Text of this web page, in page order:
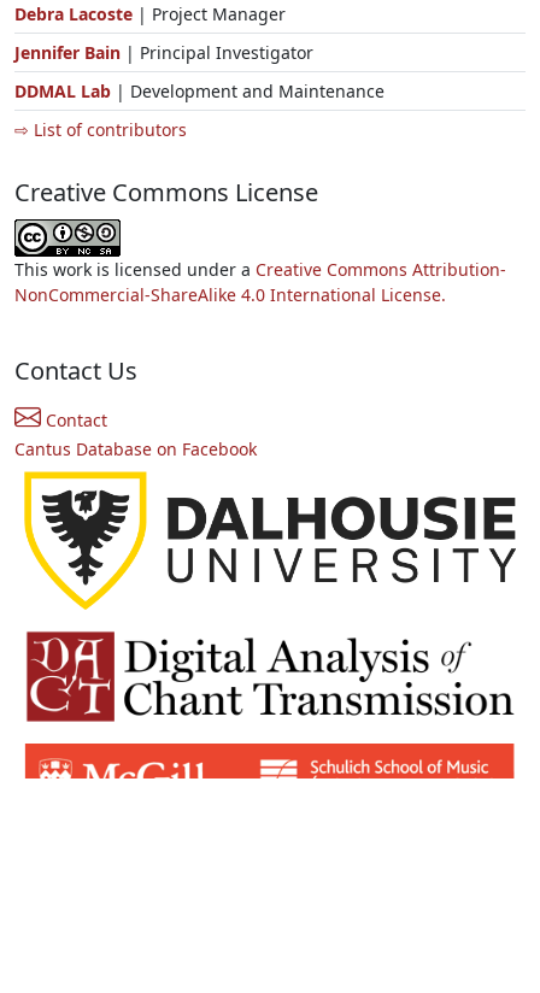
Debra Lacoste | Project Manager
Jennifer Bain | Principal Investigator
DDMAL Lab | Development and Maintenance
⇨ List of contributors
Creative Commons License
This work is licensed under a Creative Commons Attribution-
NonCommercial-ShareAlike 4.0 International License.
Contact Us
Contact
Cantus Database on Facebook